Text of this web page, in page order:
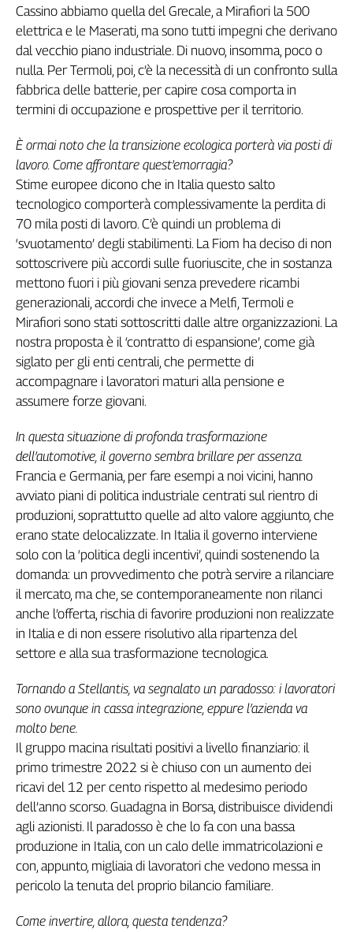
Idea
Diffusa
InFlai
Le
trasmissioni
tv
in
Progress
L'Italia
nel
Lavoro
Territori
Abruzzo-
Alto
Calabria
Romagna
Friuli
Giulia
Lazio
Liguria
Marche
Piemonte
Puglia
Sardegna
Sicilia
Trentino
Umbria
Valle
D'Aosta
Veneto
Archivio
Storico
1955-
2014
Cerca
Cassino abbiamo quella del Grecale, a Mirafiori la 500
elettrica e le Maserati, ma sono tutti impegni che derivano
dal vecchio piano industriale. Di nuovo, insomma, poco o
nulla. Per Termoli, poi, c’è la necessità di un confronto sulla
fabbrica delle batterie, per capire cosa comporta in
termini di occupazione e prospettive per il territorio.
È ormai noto che la transizione ecologica porterà via posti di
lavoro. Come affrontare quest’emorragia?
Stime europee dicono che in Italia questo salto
tecnologico comporterà complessivamente la perdita di
70 mila posti di lavoro. C’è quindi un problema di
‘svuotamento’ degli stabilimenti. La Fiom ha deciso di non
sottoscrivere più accordi sulle fuoriuscite, che in sostanza
mettono fuori i più giovani senza prevedere ricambi
generazionali, accordi che invece a Melfi, Termoli e
Mirafiori sono stati sottoscritti dalle altre organizzazioni. La
nostra proposta è il ‘contratto di espansione’, come già
siglato per gli enti centrali, che permette di
accompagnare i lavoratori maturi alla pensione e
assumere forze giovani.
In questa situazione di profonda trasformazione
dell’automotive, il governo sembra brillare per assenza.
Francia e Germania, per fare esempi a noi vicini, hanno
avviato piani di politica industriale centrati sul rientro di
produzioni, soprattutto quelle ad alto valore aggiunto, che
erano state delocalizzate. In Italia il governo interviene
solo con la ‘politica degli incentivi’, quindi sostenendo la
domanda: un provvedimento che potrà servire a rilanciare
il mercato, ma che, se contemporaneamente non rilanci
anche l’offerta, rischia di favorire produzioni non realizzate
in Italia e di non essere risolutivo alla ripartenza del
settore e alla sua trasformazione tecnologica.
Tornando a Stellantis, va segnalato un paradosso: i lavoratori
sono ovunque in cassa integrazione, eppure l’azienda va
molto bene.
Il gruppo macina risultati positivi a livello finanziario: il
primo trimestre 2022 si è chiuso con un aumento dei
ricavi del 12 per cento rispetto al medesimo periodo
dell’anno scorso. Guadagna in Borsa, distribuisce dividendi
agli azionisti. Il paradosso è che lo fa con una bassa
produzione in Italia, con un calo delle immatricolazioni e
con, appunto, migliaia di lavoratori che vedono messa in
pericolo la tenuta del proprio bilancio familiare.
Come invertire, allora, questa tendenza?